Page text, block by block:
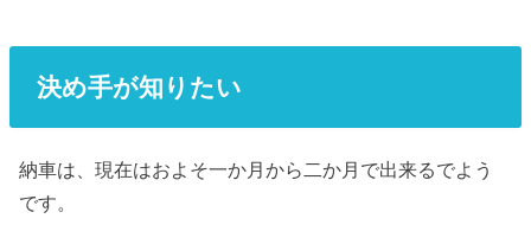
決め手が知りたい
納車は、現在はおよそ一か月から二か月で出来るでよう
です。